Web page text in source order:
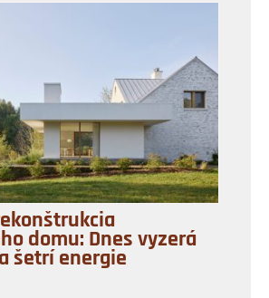
domu: Dnes vyzerá
šetrí energie